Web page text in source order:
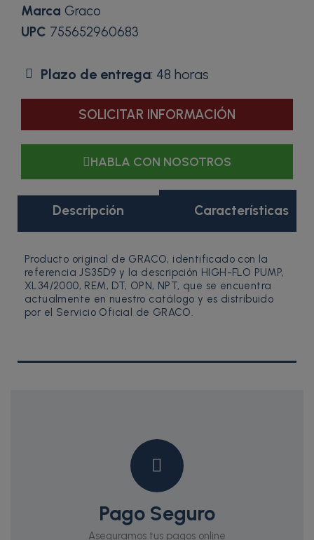
Marca Graco
UPC 755652960683
Plazo de entrega: 48 horas
SOLICITAR INFORMACIÓN
HABLA CON NOSOTROS
Descripción Características
Producto original de GRACO, identificado con la
referencia JS35D9 y la descripción HIGH-FLO PUMP,
XL34/2000, REM, DT, OPN, NPT, que se encuentra
actualmente en nuestro catálogo y es distribuido
por el Servicio Oficial de GRACO.
Pago Seguro
Aseguramos tus pagos online